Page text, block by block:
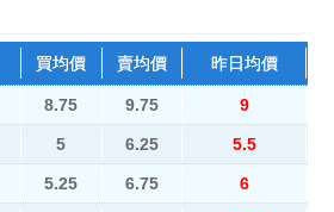
買均價 賣均價 昨日均價
8.75 9.75 9
5 6.25 5.5
5.25 6.75 6